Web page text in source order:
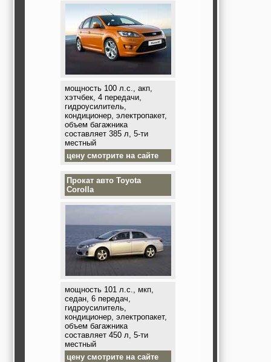
мощность 100 л.с., акп,
хэтчбек, 4 передачи,
гидроусилитель,
кондиционер, электропакет,
объем багажника
составляет 385 л, 5-ти
местный
цену смотрите на сайте
Прокат авто Toyota
Corolla
мощность 101 л.с., мкп,
седан, 6 передач,
гидроусилитель,
кондиционер, электропакет,
объем багажника
составляет 450 л, 5-ти
местный
цену смотрите на сайте